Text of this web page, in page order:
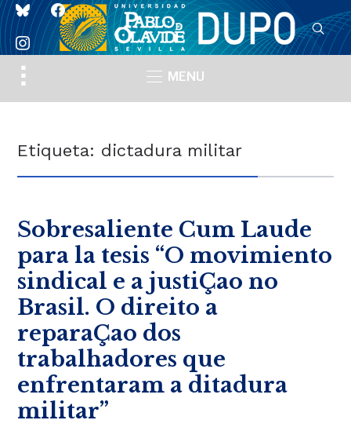
blueskyfacebook
instagram
Toggle
sidebar
MENU
Etiqueta: dictadura militar
Sobresaliente Cum Laude
para la tesis “O movimiento
sindical e a justiÇao no
Brasil. O direito a
reparaÇao dos
trabalhadores que
enfrentaram a ditadura
militar”